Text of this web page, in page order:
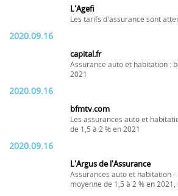
L'Agefi
Les tarifs d'assurance sont
2020.09.16
capital.fr
Assurance auto et habitation :
2021
2020.09.16
bfmtv.com
Les assurances auto et
de 1,5 à 2 % en 2021
2020.09.16
L'Argus de l'Assurance
Assurances auto et habitation
moyenne de 1,5 à 2 % en